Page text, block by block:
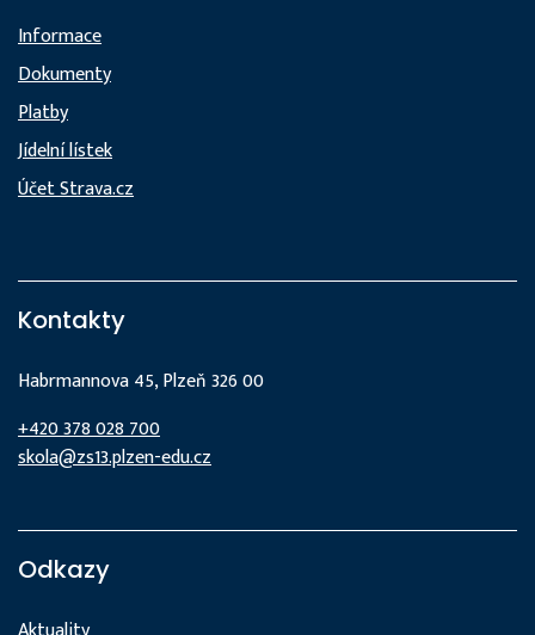
Informace
Dokumenty
Platby
Jídelní lístek
Účet Strava.cz
Kontakty
Habrmannova 45, Plzeň 326 00
+420 378 028 700
skola@zs13.plzen-edu.cz
Odkazy